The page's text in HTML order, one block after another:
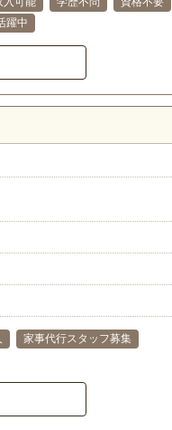
躍中
家事代行スタッフ募集